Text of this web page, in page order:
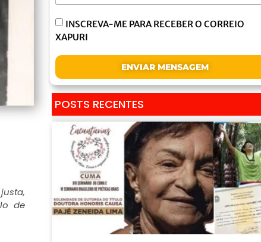
de
INSCREVA-ME PARA RECEBER O CORREIO
XAPURI
ENVIAR MENSAGEM
POSTS RECENTES